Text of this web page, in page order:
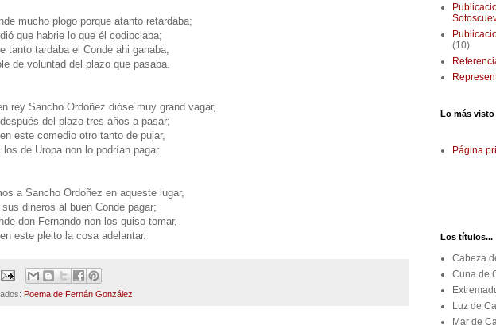
mucho plogo porque atanto retardaba;
que habrie lo que él codibciaba;
tanto tardaba el Conde ahi ganaba,
de voluntad del plazo que pasaba.
rey Sancho Ordoñez dióse muy grand vagar,
del plazo tres años a pasar;
este comedio otro tanto de pujar,
los de Uropa non lo podrían pagar.
a Sancho Ordoñez en aqueste lugar,
sus dineros al buen Conde pagar;
don Fernando non los quiso tomar,
este pleito la cosa adelantar.
Poema de Fernán González
(10)
Lo más
Página
Los títulos...
Cabeza
Cuna de
Luz de
Mar de